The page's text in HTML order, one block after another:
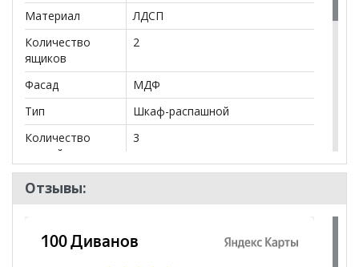
Материал
ЛДСП
Количество
ящиков
2
Фасад
МДФ
Тип
Шкаф-распашной
Количество
дверей
3
Количество
полок
Цвет фасадов
Лен
Отзывы: